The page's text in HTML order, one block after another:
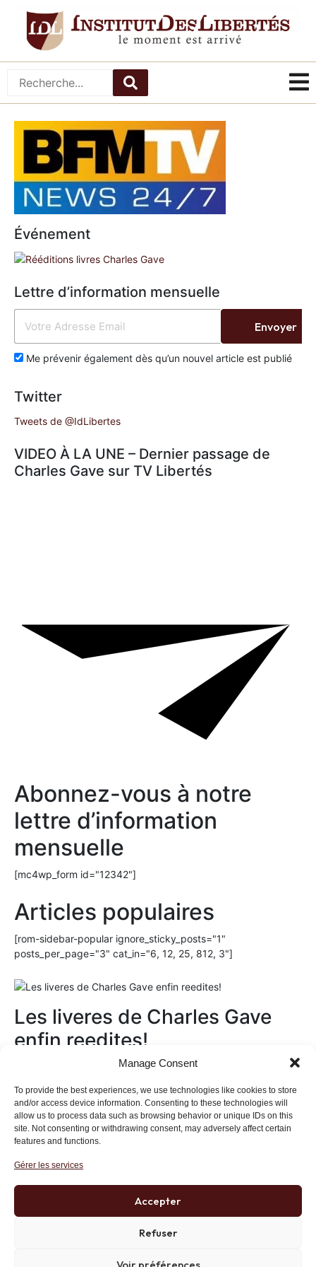
Manage Consent
To provide the best experiences, we use technologies like cookies to store
and/or access device information. Consenting to these technologies will
allow us to process data such as browsing behavior or unique IDs on this
site. Not consenting or withdrawing consent, may adversely affect certain
features and functions.
Gérer les services
Accepter
Refuser
Voir préférences
Événement
Lettre d’information mensuelle
Me prévenir également dès qu’un nouvel article est publié
Envoyer
Twitter
Tweets de @IdLibertes
VIDEO À LA UNE – Dernier passage de
Charles Gave sur TV Libertés
Abonnez-vous à notre
lettre d’information
mensuelle
[mc4wp_form id="12342"]
Articles populaires
[rom-sidebar-popular ignore_sticky_posts="1"
posts_per_page="3" cat_in="6, 12, 25, 812, 3"]
Les liveres de Charles Gave
enfin reedites!
Institut des Libertés
+33 (0)1 71 20 45 39